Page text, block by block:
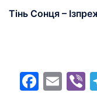
Тінь Сонця –